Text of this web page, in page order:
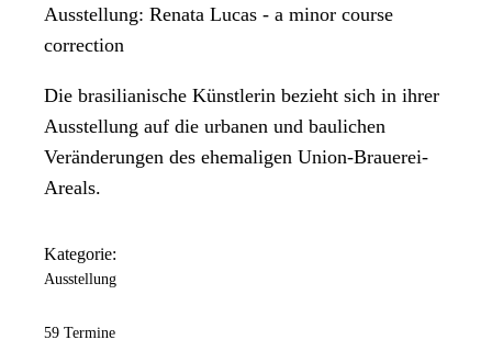
Ausstellung: Renata Lucas - a minor course
correction
Die brasilianische Künstlerin bezieht sich in ihrer
Ausstellung auf die urbanen und baulichen
Veränderungen des ehemaligen Union-Brauerei-
Areals.
Kategorie:
Ausstellung
59 Termine